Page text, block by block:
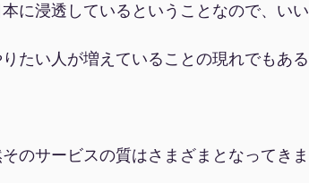
に浸透しているということなので、いい
たい人が増えていることの現れでもある
のサービスの質はさまざまとなってきま